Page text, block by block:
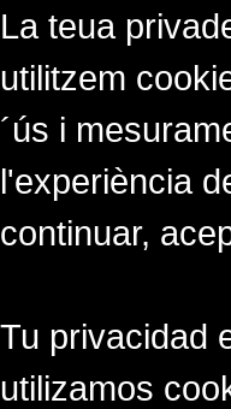
La teua
utilitzem
´ús i
l'experiència
continuar,
Tu privacidad
utilizamos